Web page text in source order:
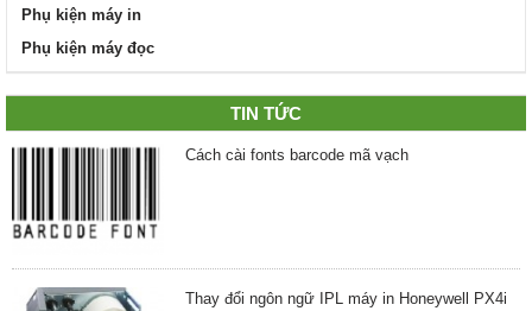
Phụ kiện máy in
Phụ kiện máy đọc
TIN TỨC
Cách cài fonts barcode mã vạch
Thay đổi ngôn ngữ IPL máy in Honeywell PX4i